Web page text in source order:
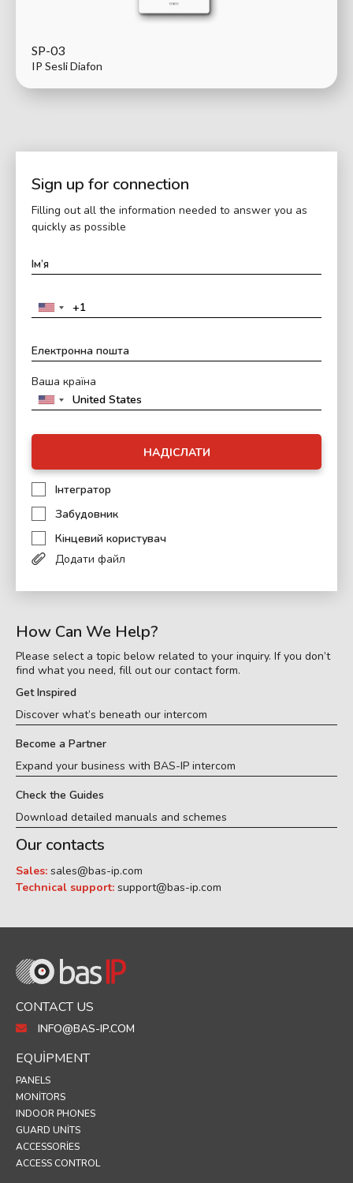
SP-03
IP Sesli Diafon
Sign up for connection
Filling out all the information needed to answer you as
quickly as possible
Ваша країна
НАДІСЛАТИ
Інтегратор
Забудовник
Кінцевий користувач
Додати файл
How Can We Help?
Please select a topic below related to your inquiry. If you don’t
find what you need, fill out our contact form.
Get Inspired
Discover what’s beneath our intercom
Become a Partner
Expand your business with BAS-IP intercom
Check the Guides
Download detailed manuals and schemes
Our contacts
Sales: sales@bas-ip.com
Technical support: support@bas-ip.com
CONTACT US
INFO@BAS-IP.COM
EQUIPMENT
PANELS
MONITORS
INDOOR PHONES
GUARD UNITS
ACCESSORIES
ACCESS CONTROL